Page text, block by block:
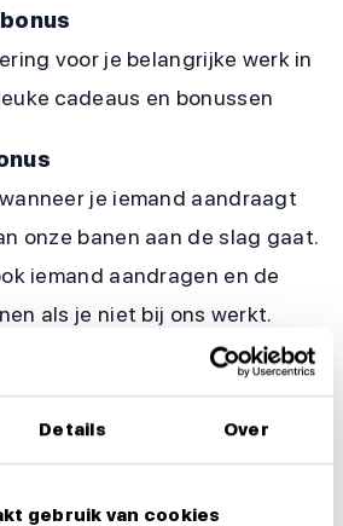
Details Over
gebruik van cookies
voor je belangrijke werk in
cadeaus en bonussen
je iemand aandraagt
onze banen aan de slag gaat.
iemand aandragen en de
als je niet bij ons werkt.
voor meer informatie
werktijden